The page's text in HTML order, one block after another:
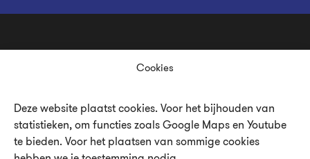
Cookies
Deze website plaatst cookies. Voor het bijhouden van
statistieken, om functies zoals Google Maps en Youtube
te bieden. Voor het plaatsen van sommige cookies
Over UMU
Vacatures en stages